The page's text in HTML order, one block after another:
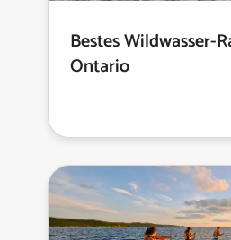
Bestes Wildwasser-
Ontario